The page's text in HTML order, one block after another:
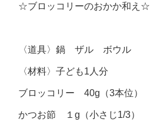
☆ブロッコリーのおかか和え☆
〈道具〉鍋 ザル ボウル
〈材料〉子ども1人分
ブロッコリー 40g（3本位）
かつお節 １g（小さじ1/3）